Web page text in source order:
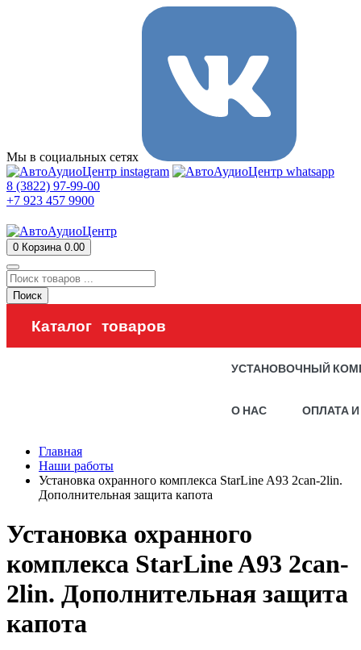
Мы в социальных сетях
8 (3822) 97-99-00
+7 923 457 9900
0 Корзина 0.00
Поиск
Каталог товаров
УСТАНОВОЧНЫЙ
О НАС ОПЛАТА
Главная
Наши работы
Установка охранного комплекса StarLine A93 2can-2lin.
Дополнительная защита капота
Установка охранного
комплекса StarLine A93 2can-
2lin. Дополнительная защита
капота